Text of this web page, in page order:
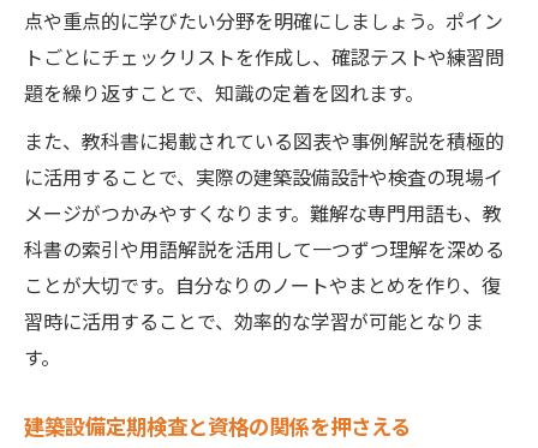
点や重点的に学びたい分野を明確にしましょう。ポイン
トごとにチェックリストを作成し、確認テストや練習問
題を繰り返すことで、知識の定着を図れます。
また、教科書に掲載されている図表や事例解説を積極的
に活用することで、実際の建築設備設計や検査の現場イ
メージがつかみやすくなります。難解な専門用語も、教
科書の索引や用語解説を活用して一つずつ理解を深める
ことが大切です。自分なりのノートやまとめを作り、復
習時に活用することで、効率的な学習が可能となりま
す。
建築設備定期検査と資格の関係を押さえる